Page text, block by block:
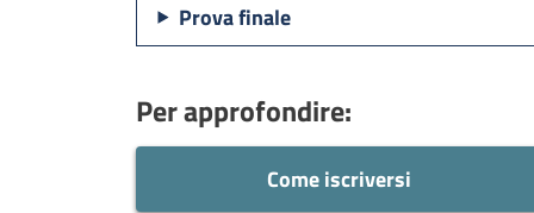
Prova finale
Per approfondire:
Come iscriversi